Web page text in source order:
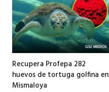
Recupera Profepa 282
huevos de tortuga golfina en
Mismaloya